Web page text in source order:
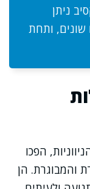
ניתן
שונים, ותחת
הפכו
והמבוגרת. הן